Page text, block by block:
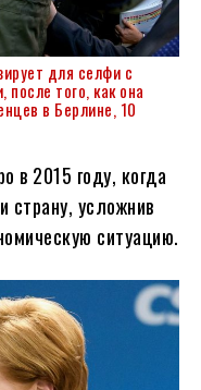
для селфи с
того, как она
в Берлине, 10
в 2015 году, когда
страну, усложнив
ситуацию.